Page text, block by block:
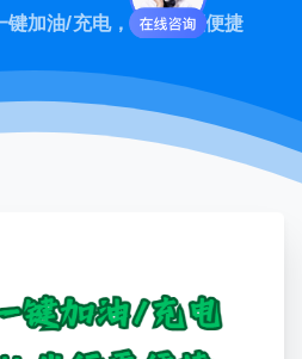
键加油/充电，让出行更便捷